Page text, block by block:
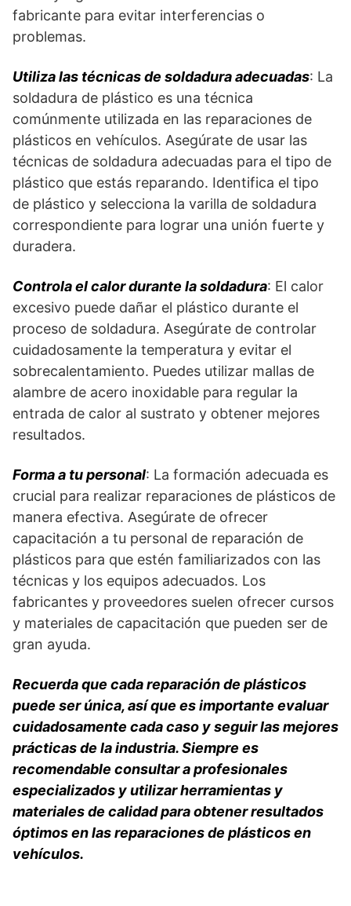
fabricante para evitar interferencias o
problemas.
Utiliza las técnicas de soldadura adecuadas: La
soldadura de plástico es una técnica
comúnmente utilizada en las reparaciones de
plásticos en vehículos. Asegúrate de usar las
técnicas de soldadura adecuadas para el tipo de
plástico que estás reparando. Identifica el tipo
de plástico y selecciona la varilla de soldadura
correspondiente para lograr una unión fuerte y
duradera.
Controla el calor durante la soldadura: El calor
excesivo puede dañar el plástico durante el
proceso de soldadura. Asegúrate de controlar
cuidadosamente la temperatura y evitar el
sobrecalentamiento. Puedes utilizar mallas de
alambre de acero inoxidable para regular la
entrada de calor al sustrato y obtener mejores
resultados.
Forma a tu personal: La formación adecuada es
crucial para realizar reparaciones de plásticos de
manera efectiva. Asegúrate de ofrecer
capacitación a tu personal de reparación de
plásticos para que estén familiarizados con las
técnicas y los equipos adecuados. Los
fabricantes y proveedores suelen ofrecer cursos
y materiales de capacitación que pueden ser de
gran ayuda.
Recuerda que cada reparación de plásticos
puede ser única, así que es importante evaluar
cuidadosamente cada caso y seguir las mejores
prácticas de la industria. Siempre es
recomendable consultar a profesionales
especializados y utilizar herramientas y
materiales de calidad para obtener resultados
óptimos en las reparaciones de plásticos en
vehículos.